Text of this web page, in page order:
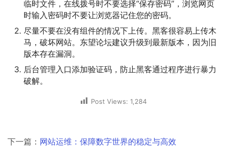
临时文件，在线拨号时不要选择“保存密码”，浏览网页
时输入密码时不要让浏览器记住您的密码。
尽量不要在没有组件的情况下上传。黑客很容易上传木
马，破坏网站。东望论坛建议升级到最新版本，因为旧
版本存在漏洞。
后台管理入口添加验证码，防止黑客通过程序进行暴力
破解。
Post Views: 1,284
下一篇： 网站运维：保障数字世界的稳定与高效